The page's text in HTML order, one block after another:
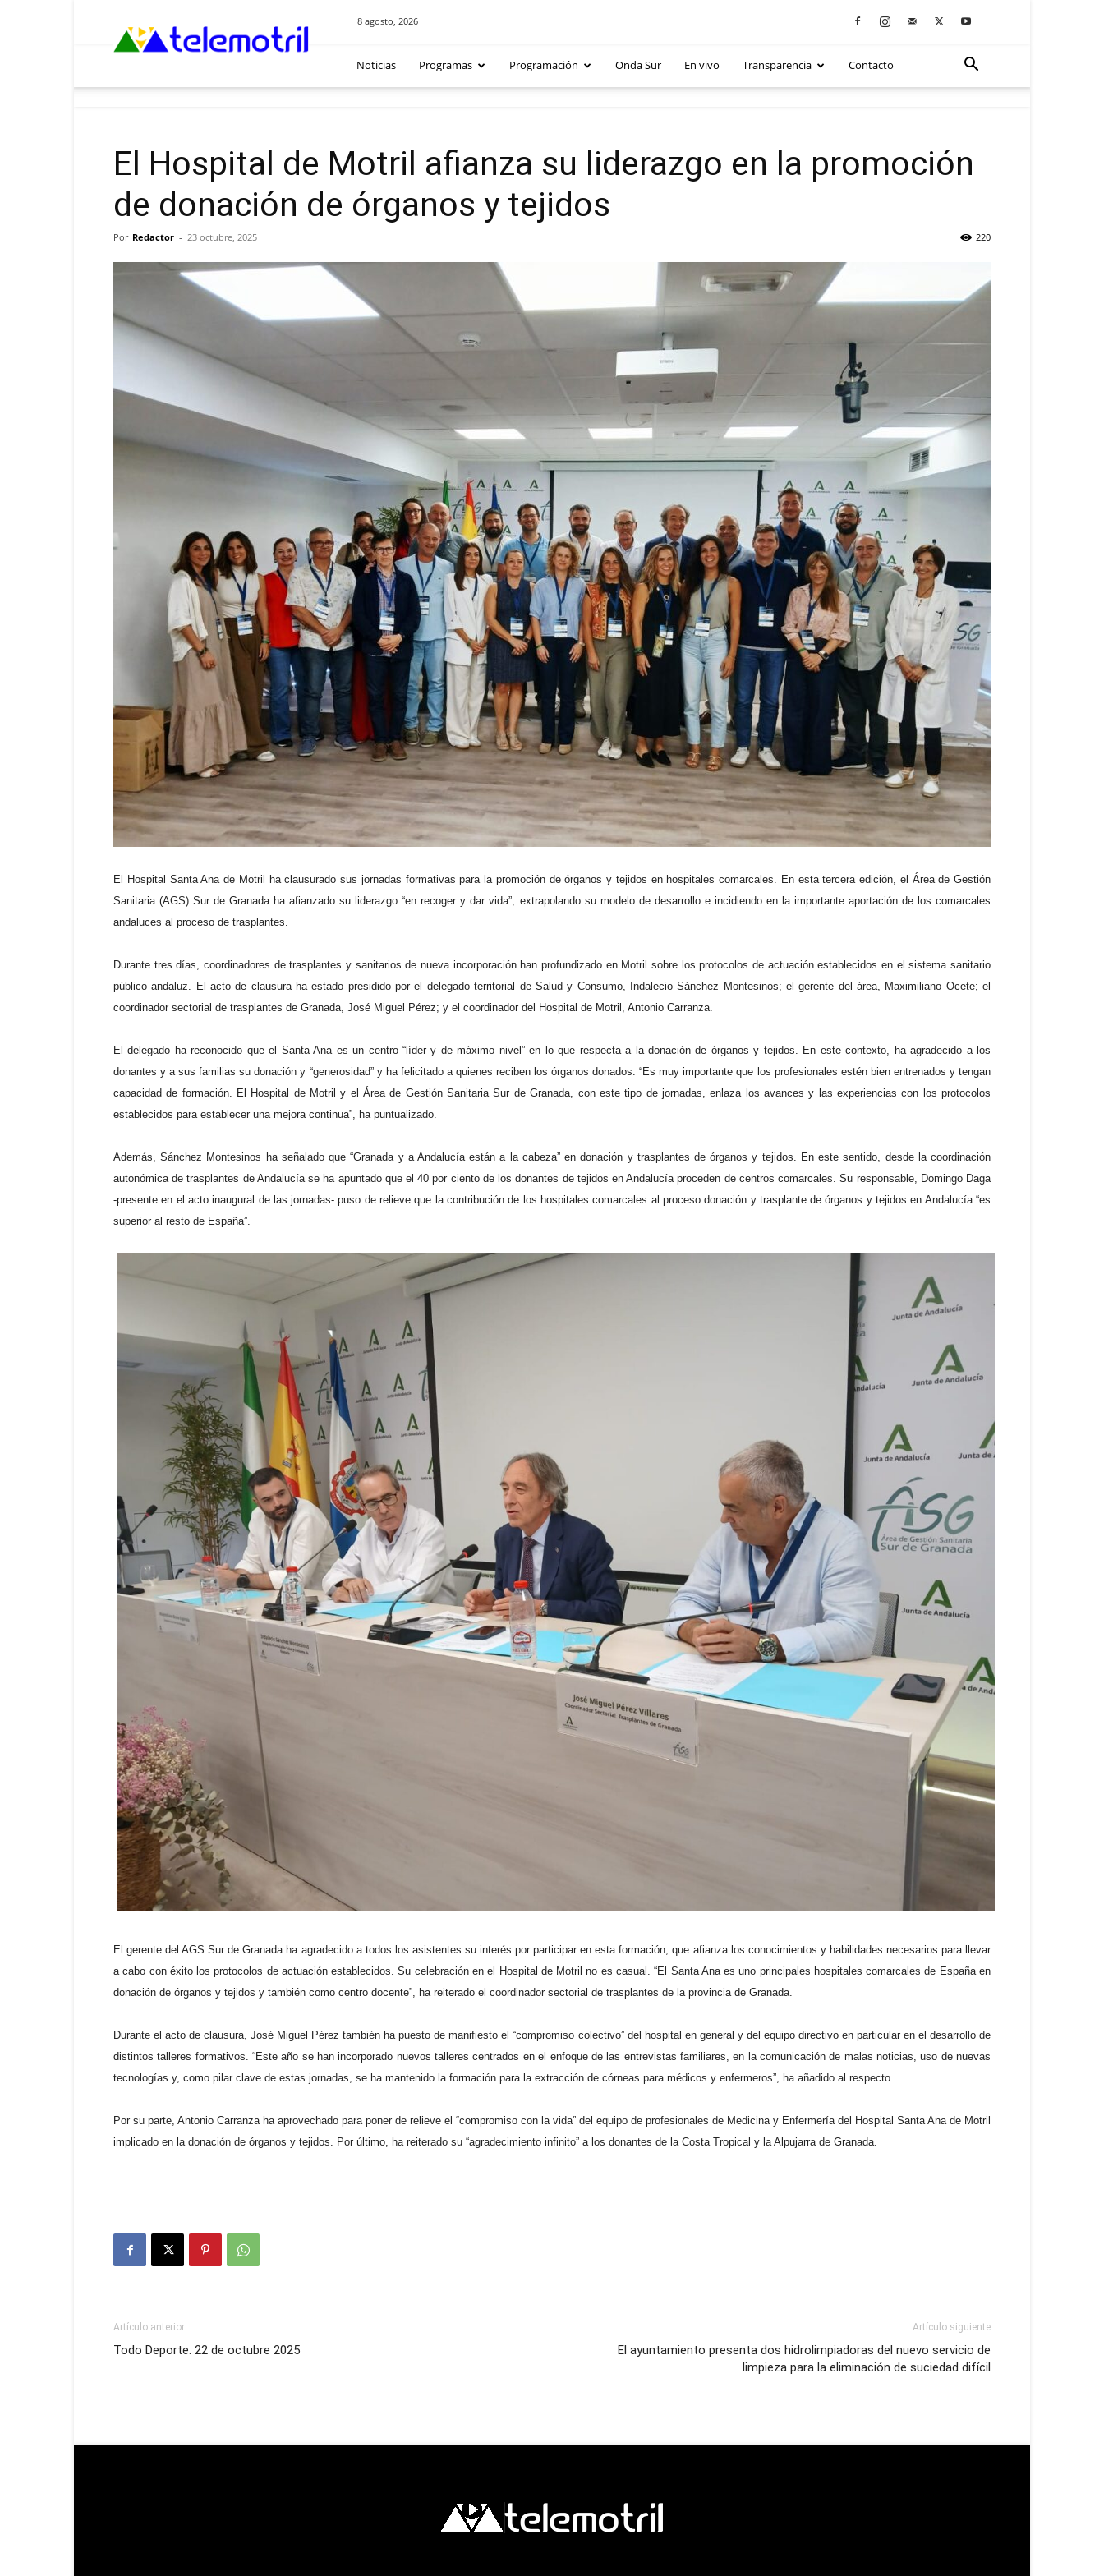
8 agosto, 2026
Noticias Programas Programación Onda Sur En vivo Transparencia Contacto
El Hospital de Motril afianza su liderazgo en la promoción
de donación de órganos y tejidos
Por Redactor - 23 octubre, 2025 220
El Hospital Santa Ana de Motril ha clausurado sus jornadas formativas para la promoción de órganos y tejidos en hospitales comarcales. En esta tercera edición, el Área de Gestión
Sanitaria (AGS) Sur de Granada ha afianzado su liderazgo “en recoger y dar vida”, extrapolando su modelo de desarrollo e incidiendo en la importante aportación de los comarcales
andaluces al proceso de trasplantes.
Durante tres días, coordinadores de trasplantes y sanitarios de nueva incorporación han profundizado en Motril sobre los protocolos de actuación establecidos en el sistema sanitario
público andaluz. El acto de clausura ha estado presidido por el delegado territorial de Salud y Consumo, Indalecio Sánchez Montesinos; el gerente del área, Maximiliano Ocete; el
coordinador sectorial de trasplantes de Granada, José Miguel Pérez; y el coordinador del Hospital de Motril, Antonio Carranza.
El delegado ha reconocido que el Santa Ana es un centro “líder y de máximo nivel” en lo que respecta a la donación de órganos y tejidos. En este contexto, ha agradecido a los
donantes y a sus familias su donación y “generosidad” y ha felicitado a quienes reciben los órganos donados. “Es muy importante que los profesionales estén bien entrenados y tengan
capacidad de formación. El Hospital de Motril y el Área de Gestión Sanitaria Sur de Granada, con este tipo de jornadas, enlaza los avances y las experiencias con los protocolos
establecidos para establecer una mejora continua”, ha puntualizado.
Además, Sánchez Montesinos ha señalado que “Granada y a Andalucía están a la cabeza” en donación y trasplantes de órganos y tejidos. En este sentido, desde la coordinación
autonómica de trasplantes de Andalucía se ha apuntado que el 40 por ciento de los donantes de tejidos en Andalucía proceden de centros comarcales. Su responsable, Domingo Daga
-presente en el acto inaugural de las jornadas- puso de relieve que la contribución de los hospitales comarcales al proceso donación y trasplante de órganos y tejidos en Andalucía “es
superior al resto de España”.
El gerente del AGS Sur de Granada ha agradecido a todos los asistentes su interés por participar en esta formación, que afianza los conocimientos y habilidades necesarios para llevar
a cabo con éxito los protocolos de actuación establecidos. Su celebración en el Hospital de Motril no es casual. “El Santa Ana es uno principales hospitales comarcales de España en
donación de órganos y tejidos y también como centro docente”, ha reiterado el coordinador sectorial de trasplantes de la provincia de Granada.
Durante el acto de clausura, José Miguel Pérez también ha puesto de manifiesto el “compromiso colectivo” del hospital en general y del equipo directivo en particular en el desarrollo de
distintos talleres formativos. “Este año se han incorporado nuevos talleres centrados en el enfoque de las entrevistas familiares, en la comunicación de malas noticias, uso de nuevas
tecnologías y, como pilar clave de estas jornadas, se ha mantenido la formación para la extracción de córneas para médicos y enfermeros”, ha añadido al respecto.
Por su parte, Antonio Carranza ha aprovechado para poner de relieve el “compromiso con la vida” del equipo de profesionales de Medicina y Enfermería del Hospital Santa Ana de Motril
implicado en la donación de órganos y tejidos. Por último, ha reiterado su “agradecimiento infinito” a los donantes de la Costa Tropical y la Alpujarra de Granada.
Artículo anterior
Todo Deporte. 22 de octubre 2025
Artículo siguiente
El ayuntamiento presenta dos hidrolimpiadoras del nuevo servicio de
limpieza para la eliminación de suciedad difícil